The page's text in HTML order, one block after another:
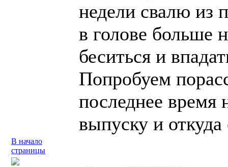
недели свалю из
в голове больше
беситься и
Попробуем
последнее время
выпуску и
В начало
страницы